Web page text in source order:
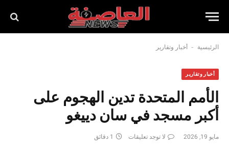
الرئيسية - أخبار وتقارير
أخبار وتقارير
الأمم المتحدة تدين الهجوم على
أكبر مسجد في سان دييغو
مايو 19, 2026 لا توجد تعليقات 1 دقائق